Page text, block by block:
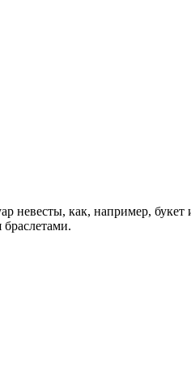
невесты, как, например,
браслетами.